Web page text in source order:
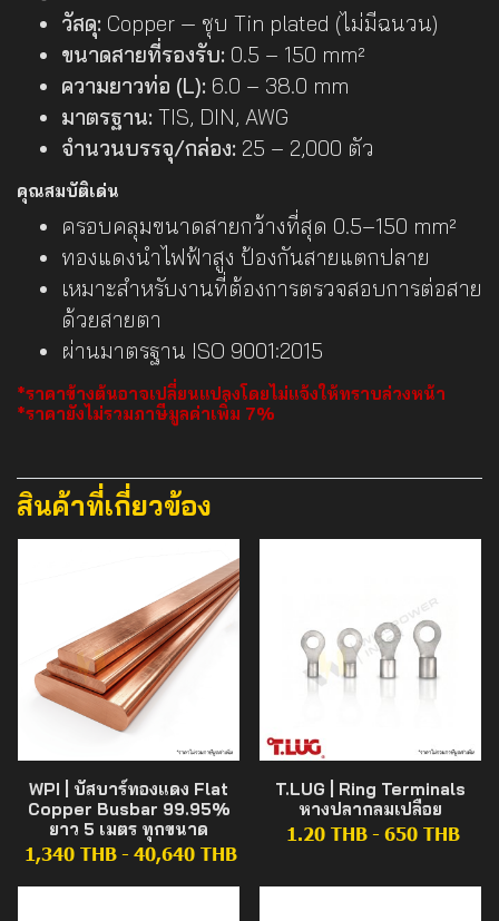
วัสดุ: Copper — ชุบ Tin plated (ไม่มีฉนวน)
ขนาดสายที่รองรับ: 0.5 – 150 mm²
ความยาวท่อ (L): 6.0 – 38.0 mm
มาตรฐาน: TIS, DIN, AWG
จำนวนบรรจุ/กล่อง: 25 – 2,000 ตัว
คุณสมบัติเด่น
ครอบคลุมขนาดสายกว้างที่สุด 0.5–150 mm²
ทองแดงนำไฟฟ้าสูง ป้องกันสายแตกปลาย
เหมาะสำหรับงานที่ต้องการตรวจสอบการต่อสาย
ด้วยสายตา
ผ่านมาตรฐาน ISO 9001:2015
*ราคาข้างต้นอาจเปลี่ยนแปลงโดยไม่แจ้งให้ทราบล่วงหน้า
*ราคายังไม่รวมภาษีมูลค่าเพิ่ม 7%
สินค้าที่เกี่ยวข้อง
WPI | บัสบาร์ทองแดง Flat
Copper Busbar 99.95%
ยาว 5 เมตร ทุกขนาด
1,340 THB - 40,640 THB
T.LUG | Ring Terminals
หางปลากลมเปลือย
1.20 THB - 650 THB